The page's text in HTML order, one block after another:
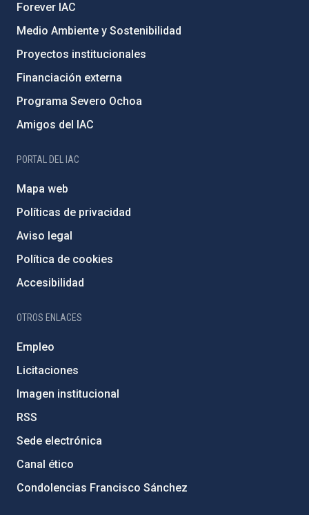
Forever IAC
Medio Ambiente y Sostenibilidad
Proyectos institucionales
Financiación externa
Programa Severo Ochoa
Amigos del IAC
PORTAL DEL IAC
Mapa web
Políticas de privacidad
Aviso legal
Política de cookies
Accesibilidad
OTROS ENLACES
Empleo
Licitaciones
Imagen institucional
RSS
Sede electrónica
Canal ético
Condolencias Francisco Sánchez